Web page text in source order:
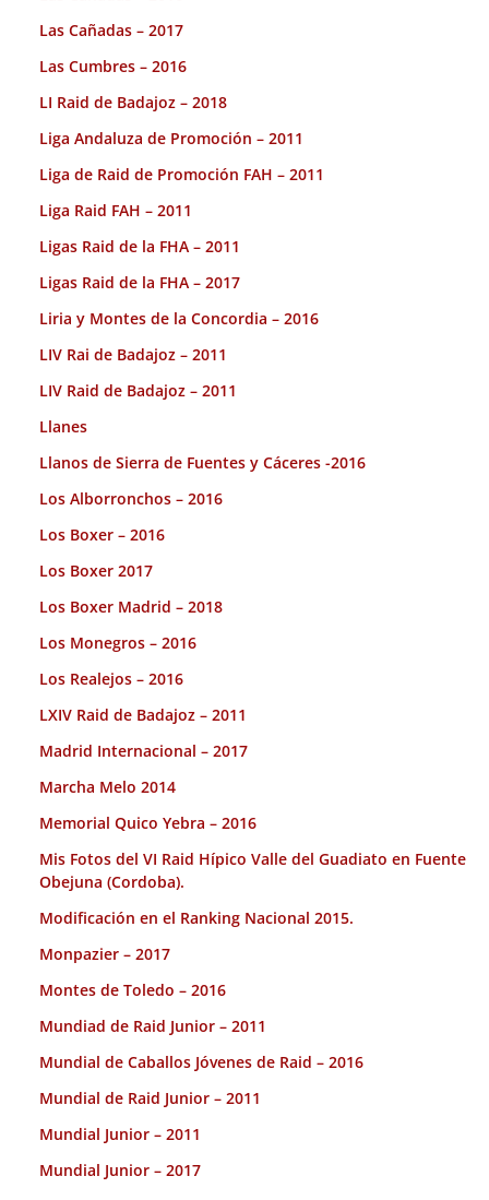
Las Cañadas – 2017
Las Cumbres – 2016
LI Raid de Badajoz – 2018
Liga Andaluza de Promoción – 2011
Liga de Raid de Promoción FAH – 2011
Liga Raid FAH – 2011
Ligas Raid de la FHA – 2011
Ligas Raid de la FHA – 2017
Liria y Montes de la Concordia – 2016
LIV Rai de Badajoz – 2011
LIV Raid de Badajoz – 2011
Llanes
Llanos de Sierra de Fuentes y Cáceres -2016
Los Alborronchos – 2016
Los Boxer – 2016
Los Boxer 2017
Los Boxer Madrid – 2018
Los Monegros – 2016
Los Realejos – 2016
LXIV Raid de Badajoz – 2011
Madrid Internacional – 2017
Marcha Melo 2014
Memorial Quico Yebra – 2016
Mis Fotos del VI Raid Hípico Valle del Guadiato en Fuente
Obejuna (Cordoba).
Modificación en el Ranking Nacional 2015.
Monpazier – 2017
Montes de Toledo – 2016
Mundiad de Raid Junior – 2011
Mundial de Caballos Jóvenes de Raid – 2016
Mundial de Raid Junior – 2011
Mundial Junior – 2011
Mundial Junior – 2017